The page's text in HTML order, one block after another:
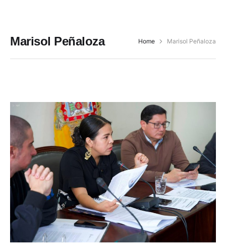
Marisol Peñaloza Home Marisol Peñaloza